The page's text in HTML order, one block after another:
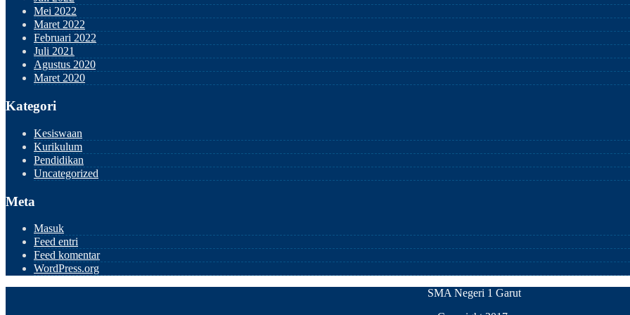
Mei 2022
Maret 2022
Februari 2022
Juli 2021
Agustus 2020
Maret 2020
Kategori
Kesiswaan
Kurikulum
Pendidikan
Uncategorized
Meta
Masuk
Feed entri
Feed komentar
WordPress.org
SMA Negeri 1 Garut